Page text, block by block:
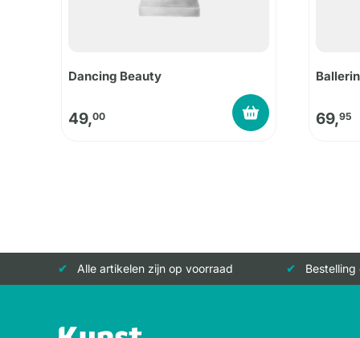
Dancing Beauty
49,00 69,95
Alle artikelen zijn op voorraad